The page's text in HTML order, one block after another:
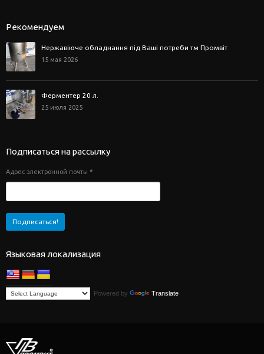
Рекомендуем
Нержавіюче обладнання під Ваші потреби тм Промвіт
15 мая 2026
Ферментер 20 л.
25 июля 2025
Подписаться на рассылку
Адрес электронной почты *
Языковая локализация
Powered by Translate